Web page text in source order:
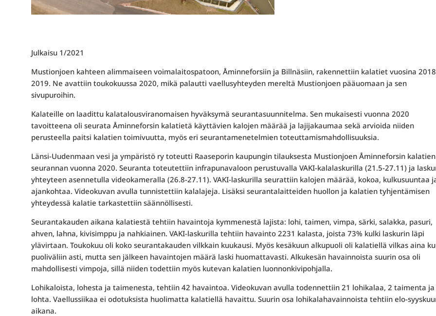
Julkaisu 1/2021
Mustionjoen kahteen alimmaiseen voimalaitospatoon, Åminneforsiin ja Billnäsiin, rakennettiin kalatiet vuosina
2019. Ne avattiin toukokuussa 2020, mikä palautti vaellusyhteyden mereltä Mustionjoen pääuomaan ja sen
sivupuroihin.
Kalateille on laadittu kalatalousviranomaisen hyväksymä seurantasuunnitelma. Sen mukaisesti vuonna 2020
tavoitteena oli seurata Åminneforsin kalatietä käyttävien kalojen määrää ja lajijakaumaa sekä arvioida niiden
perusteella paitsi kalatien toimivuutta, myös eri seurantamenetelmien toteuttamismahdollisuuksia.
Länsi-Uudenmaan vesi ja ympäristö ry toteutti Raaseporin kaupungin tilauksesta Mustionjoen Åminneforsin kalatien
seurannan vuonna 2020. Seuranta toteutettiin infrapunavaloon perustuvalla VAKI-kalalaskurilla (21.5-27.11) ja
yhteyteen asennetulla videokameralla (26.8-27.11). VAKI-laskurilla seurattiin kalojen määrää, kokoa, kulkusuuntaa
ajankohtaa. Videokuvan avulla tunnistettiin kalalajeja. Lisäksi seurantalaitteiden huollon ja kalatien tyhjentämisen
yhteydessä kalatie tarkastettiin säännöllisesti.
Seurantakauden aikana kalatiestä tehtiin havaintoja kymmenestä lajista: lohi, taimen, vimpa, särki, salakka, pasuri,
ahven, lahna, kivisimppu ja nahkiainen. VAKI-laskurilla tehtiin havainto 2231 kalasta, joista 73% kulki laskurin läpi
ylävirtaan. Toukokuu oli koko seurantakauden vilkkain kuukausi. Myös kesäkuun alkupuoli oli kalatiellä vilkas aina
puoliväliin asti, mutta sen jälkeen havaintojen määrä laski huomattavasti. Alkukesän havainnoista suurin osa oli
mahdollisesti vimpoja, sillä niiden todettiin myös kutevan kalatien luonnonkivipohjalla.
Lohikaloista, lohesta ja taimenesta, tehtiin 42 havaintoa. Videokuvan avulla todennettiin 21 lohikalaa, 2 taimenta ja
lohta. Vaellussiikaa ei odotuksista huolimatta kalatiellä havaittu. Suurin osa lohikalahavainnoista tehtiin elo-
aikana.